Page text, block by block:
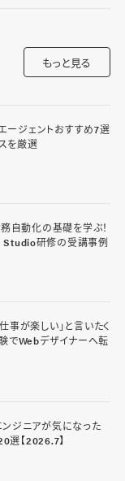
もっと見る
ージェントおすすめ7選
を厳選
自動化の基礎を学ぶ！
研修の受講事例
事が楽しい」と言いたく
でWebデザイナーへ転
ジニアが気になった
選【2026.7】